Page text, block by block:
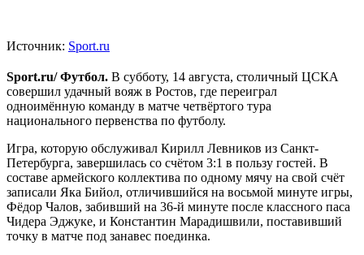
Источник: Sport.ru
Sport.ru/ Футбол. В субботу, 14 августа, столичный ЦСКА
совершил удачный вояж в Ростов, где переиграл
одноимённую команду в матче четвёртого тура
национального первенства по футболу.
Игра, которую обслуживал Кирилл Левников из Санкт-
Петербурга, завершилась со счётом 3:1 в пользу гостей. В
составе армейского коллектива по одному мячу на свой счёт
записали Яка Бийол, отличившийся на восьмой минуте игры,
Фёдор Чалов, забивший на 36-й минуте после классного паса
Чидера Эджуке, и Константин Марадишвили, поставивший
точку в матче под занавес поединка.